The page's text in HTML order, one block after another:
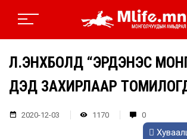
Л.ЭНХБОЛД “ЭРДЭНЭС
ДЭД ЗАХИРЛААР
2020-12-03 1170 0